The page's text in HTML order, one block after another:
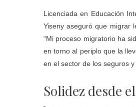
Licenciada en Educación
Yiseny aseguró que migrar
“Mi proceso migratorio ha
en torno al periplo que la
en el sector de los seguros y
Solidez desde